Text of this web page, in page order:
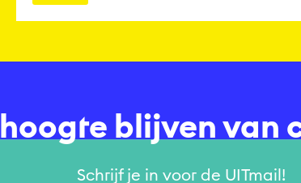
blijven van
Schrijf je in voor de UITmail!